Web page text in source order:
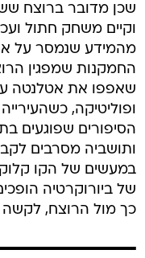
שכן מדובר ברוצח
וקיים משחק חתול
מהמידע שנמסר על
החמקנות שמפגין
שאפפו את אטלנטה
ופוליטיקה,
הסיפורים שפוגעים
ותושביה מסרבים
במעשים של הקו
של ביורוקרטיה
כך מול הרוצח, לקשה